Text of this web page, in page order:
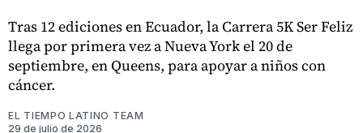
Tras 12 ediciones en Ecuador, la Carrera 5K Ser Feliz
llega por primera vez a Nueva York el 20 de
septiembre, en Queens, para apoyar a niños con
cáncer.
EL TIEMPO LATINO TEAM
29 de julio de 2026